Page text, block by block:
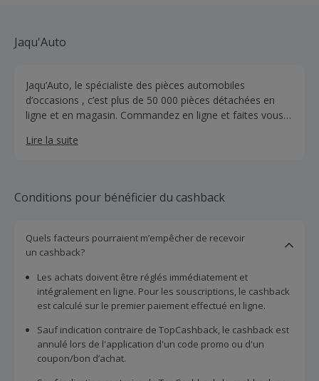
Jaqu'Auto
Jaqu’Auto, le spécialiste des pièces automobiles
d’occasions , c’est plus de 50 000 pièces détachées en
ligne et en magasin. Commandez en ligne et faites vous
un catalogue complet de marques disponibles sur leur
Lire la suite
Conditions pour bénéficier du cashback
Quels facteurs pourraient m’empêcher de recevoir
un cashback?
Les achats doivent être réglés immédiatement et
intégralement en ligne. Pour les souscriptions, le cashback
est calculé sur le premier paiement effectué en ligne.
Sauf indication contraire de TopCashback, le cashback est
annulé lors de l'application d'un code promo ou d'un
coupon/bon d’achat.